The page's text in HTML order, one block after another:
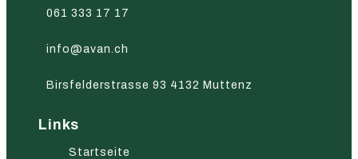
061 333 17 17
info@avan.ch
Birsfelderstrasse 93 4132 Muttenz
Links
Startseite